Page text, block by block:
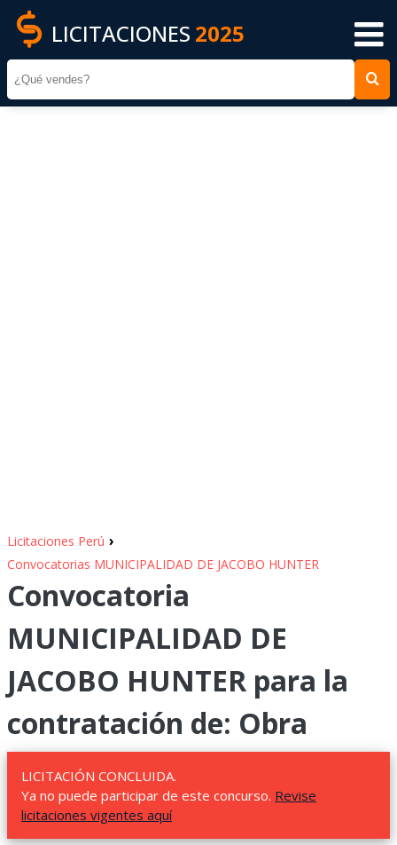
LICITACIONES 2025
Licitaciones Perú ›
Convocatorias MUNICIPALIDAD DE JACOBO HUNTER
Convocatoria
MUNICIPALIDAD DE
JACOBO HUNTER para la
contratación de: Obra
LICITACIÓN CONCLUIDA.
Ya no puede participar de este concurso. Revise
licitaciones vigentes aquí